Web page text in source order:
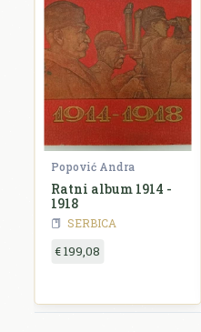
Popović Andra
Ratni album 1914 -
1918
SERBICA
€ 199,08